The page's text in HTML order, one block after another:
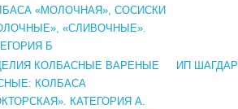
«МОЛОЧНАЯ», СОСИСКИ
«СЛИВОЧНЫЕ».
Б
КОЛБАСНЫЕ ВАРЕНЫЕ
КОЛБАСА
КАТЕГОРИЯ А.
ИП